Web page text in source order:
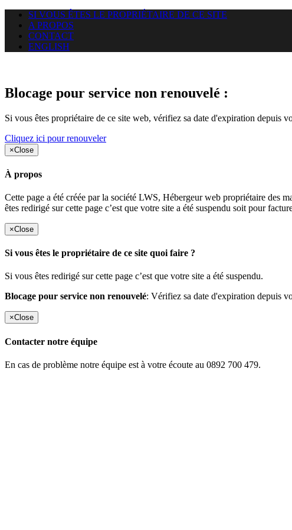
SI VOUS ÊTES LE PROPRIÉTAIRE DE CE SITE
A PROPOS
CONTACT
ENGLISH
Blocage pour service non renouvelé :
Si vous êtes propriétaire de ce site web, vérifiez sa date d'expiration depuis
Cliquez ici pour renouveler
×Close
À propos
Cette page a été créée par la société LWS, Hébergeur web propriétaire
êtes redirigé sur cette page c’est que votre site a été suspendu soit pour
×Close
Si vous êtes le propriétaire de ce site quoi faire ?
Si vous êtes redirigé sur cette page c’est que votre site a été suspendu.
Blocage pour service non renouvelé: Vérifiez sa date d'expiration depuis
×Close
Contacter notre équipe
En cas de problème notre équipe est à votre écoute au 0892 700 479.